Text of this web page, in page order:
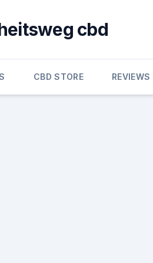
cbd
CBD STORE REVIEWS